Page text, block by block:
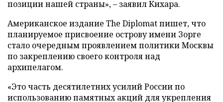
позиции нашей страны», – заявил Кихара.
Американское издание The Diplomat пишет, что
планируемое присвоение острову имени Зорге
стало очередным проявлением политики Москвы
по закреплению своего контроля над
архипелагом.
«Это часть десятилетних усилий России по
использованию памятных акций для укрепления